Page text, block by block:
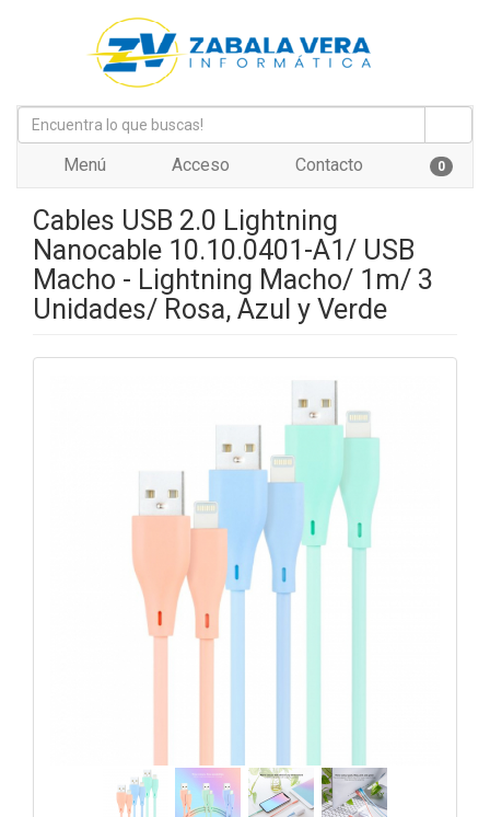
Menú Acceso Contacto 0
Cables USB 2.0 Lightning
Nanocable 10.10.0401-A1/ USB
Macho - Lightning Macho/ 1m/ 3
Unidades/ Rosa, Azul y Verde